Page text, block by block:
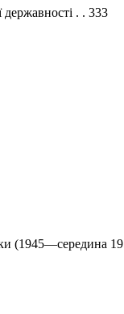
державності . . 333
(1945—середина